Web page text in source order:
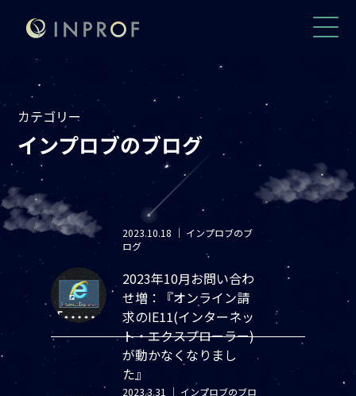
カテゴリー
インプロブのブログ
2023.10.18 ｜ インプロブのブ
ログ
2023年10月お問い合わ
せ増：『オンライン請
求のIE11(インターネッ
ト・エクスプローラー)
が動かなくなりまし
た』
2023.3.31 ｜ インプロブのブロ